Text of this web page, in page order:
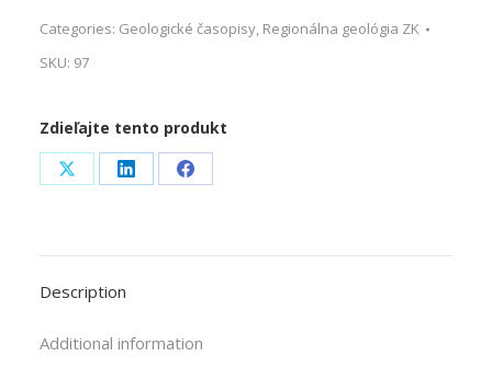
Categories: Geologické časopisy, Regionálna geológia ZK
SKU: 97
Zdieľajte tento produkt
Share
X
Share
LinkedIn
Share
Facebook
Description
Additional information